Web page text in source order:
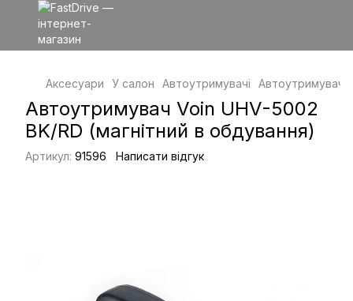
Аксесуари У салон Автоутримувачі Автоутримувачі
Автоутримувач Voin UHV-5002
BK/RD (магнітний в обдування)
Артикул: 91596 Написати відгук